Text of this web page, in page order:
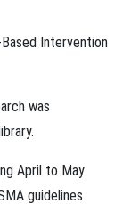
Intervention
was
April to May
guidelines